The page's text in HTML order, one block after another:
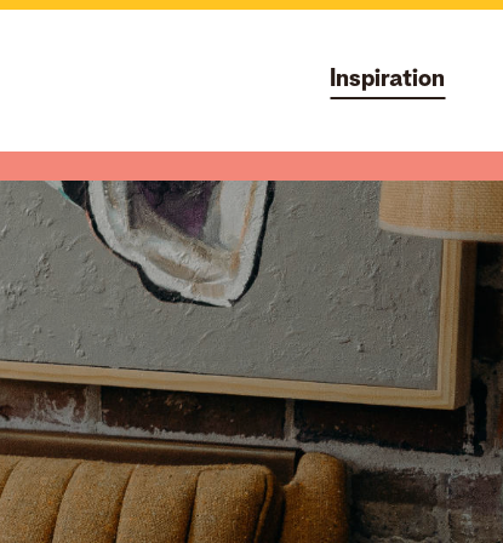
Inspiration